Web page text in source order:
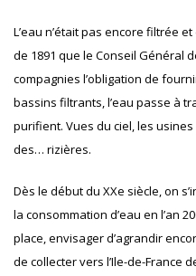
L’eau n’était pas encore filtrée
de 1891 que le Conseil Général
compagnies l’obligation de
bassins filtrants, l’eau passe à
purifient. Vues du ciel, les
des… rizières.
Dès le début du XXe siècle, on
la consommation d’eau en l’an
place, envisager d’agrandir
de collecter vers l’Ile-de-France